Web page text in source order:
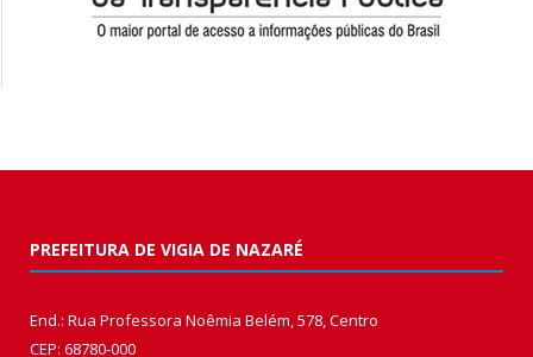
PREFEITURA DE VIGIA DE NAZARÉ
End.: Rua Professora Noêmia Belém, 578, Centro
CEP: 68780-000